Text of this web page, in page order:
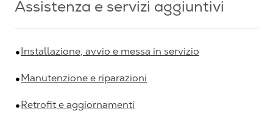
Assistenza e servizi aggiuntivi
Installazione, avvio e messa in servizio
Manutenzione e riparazioni
Retrofit e aggiornamenti